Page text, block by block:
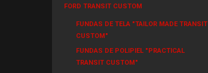
FORD TRANSIT CUSTOM
FUNDAS DE TELA "TAILOR MADE TRANSIT
CUSTOM"
FUNDAS DE POLIPIEL "PRACTICAL
TRANSIT CUSTOM"